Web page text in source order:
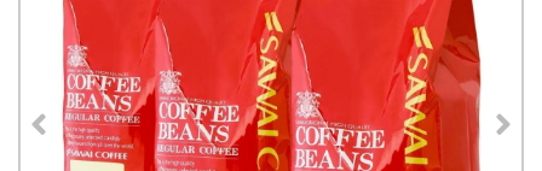
澤井珈琲
BITTERなアイスブレンド
Amazon
澤井珈琲
やくもブレンド
3,700円 Amazon yahoo!
20
澤井珈琲
ロイヤルブレンド
3,700円 Amazon yahoo!